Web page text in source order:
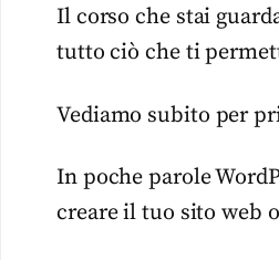
Il corso che stai
tutto ciò che ti
Vediamo subito per
In poche parole
creare il tuo sito web